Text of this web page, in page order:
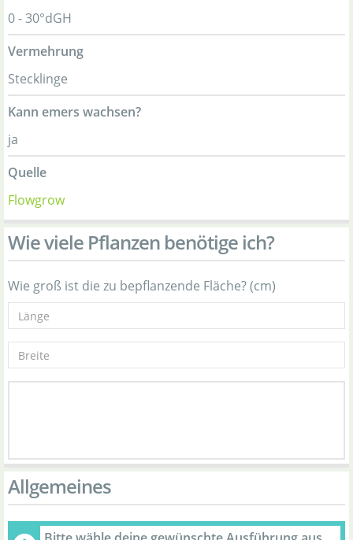
0 - 30°dGH
Vermehrung
Stecklinge
Kann emers wachsen?
ja
Quelle
Flowgrow
Wie viele Pflanzen benötige ich?
Wie groß ist die zu bepflanzende Fläche? (cm)
Allgemeines